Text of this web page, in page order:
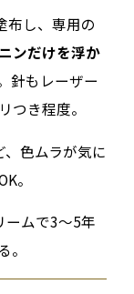
布し、専用の
ンだけを浮か
針もレーザー
つき程度。
色ムラが気に
。
ームで3〜5年
。